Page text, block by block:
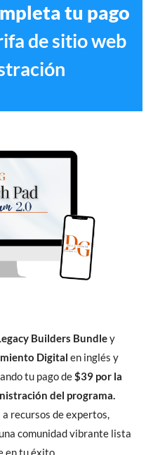
tu pago
de sitio web
Builders Bundley
Digital en inglés y
tu pago de$39 por la
del programa.
a recursos de expertos,
comunidad vibrante lista
en tu éxito.